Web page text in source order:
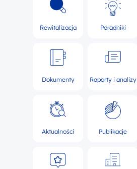
Rewitalizacja Poradniki
Dokumenty Raporty i analizy
Aktualności Publikacje